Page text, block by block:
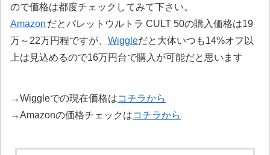
ので価格は都度チェックしてみて下さい。
Amazon だとバレットウルトラ CULT 50の購入価格は19
万～22万円程ですが、 Wiggleだと大体いつも14%オフ以
上は見込めるので16万円台で購入が可能だと思います
→Wiggleでの現在価格はコチラから
→Amazonの価格チェックはコチラから